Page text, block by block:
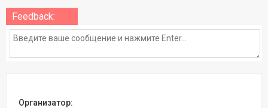
Feedback:
Организатор: